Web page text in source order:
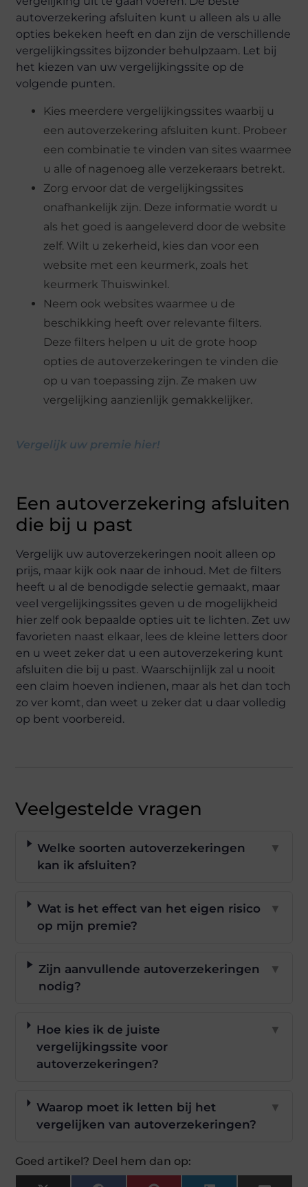
autoverzekering afsluiten kunt u alleen als u alle
opties bekeken heeft en dan zijn de verschillende
vergelijkingssites bijzonder behulpzaam. Let bij
het kiezen van uw vergelijkingssite op de
volgende punten.
Kies meerdere vergelijkingssites waarbij u
een autoverzekering afsluiten kunt. Probeer
een combinatie te vinden van sites waarmee
u alle of nagenoeg alle verzekeraars betrekt.
Zorg ervoor dat de vergelijkingssites
onafhankelijk zijn. Deze informatie wordt u
als het goed is aangeleverd door de website
zelf. Wilt u zekerheid, kies dan voor een
website met een keurmerk, zoals het
keurmerk Thuiswinkel.
Neem ook websites waarmee u de
beschikking heeft over relevante filters.
Deze filters helpen u uit de grote hoop
opties de autoverzekeringen te vinden die
op u van toepassing zijn. Ze maken uw
vergelijking aanzienlijk gemakkelijker.
Vergelijk uw premie hier!
Een autoverzekering afsluiten
die bij u past
Vergelijk uw autoverzekeringen nooit alleen op
prijs, maar kijk ook naar de inhoud. Met de filters
heeft u al de benodigde selectie gemaakt, maar
veel vergelijkingssites geven u de mogelijkheid
hier zelf ook bepaalde opties uit te lichten. Zet uw
favorieten naast elkaar, lees de kleine letters door
en u weet zeker dat u een autoverzekering kunt
afsluiten die bij u past. Waarschijnlijk zal u nooit
een claim hoeven indienen, maar als het dan toch
zo ver komt, dan weet u zeker dat u daar volledig
op bent voorbereid.
Veelgestelde vragen
Welke soorten autoverzekeringen
kan ik afsluiten?
▼
Wat is het effect van het eigen risico
op mijn premie?
▼
Zijn aanvullende autoverzekeringen
nodig?
▼
Hoe kies ik de juiste
vergelijkingssite voor
autoverzekeringen?
▼
Waarop moet ik letten bij het
vergelijken van autoverzekeringen?
▼
Goed artikel? Deel hem dan op: